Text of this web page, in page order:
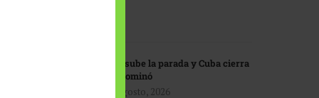
EU sube la parada y Cuba cierra
el dominó
3 agosto, 2026